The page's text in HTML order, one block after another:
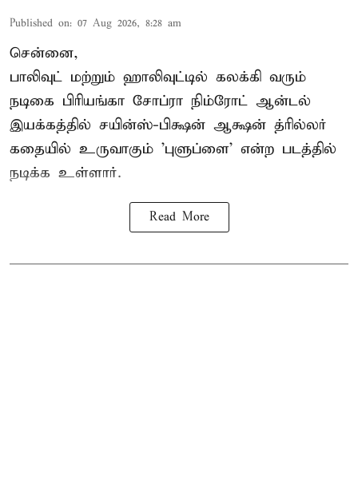
Published on: 07 Aug 2026, 8:28 am
சென்னை,
பாலிவுட் மற்றும் ஹாலிவுட்டில் கலக்கி வரும்
நடிகை பிரியங்கா சோப்ரா நிம்ரோட் ஆன்டல்
இயக்கத்தில் சயின்ஸ்-பிக்ஷன் ஆக்ஷன் த்ரில்லர்
கதையில் உருவாகும் 'புளுப்ளை' என்ற படத்தில்
நடிக்க உள்ளார்.
Read More